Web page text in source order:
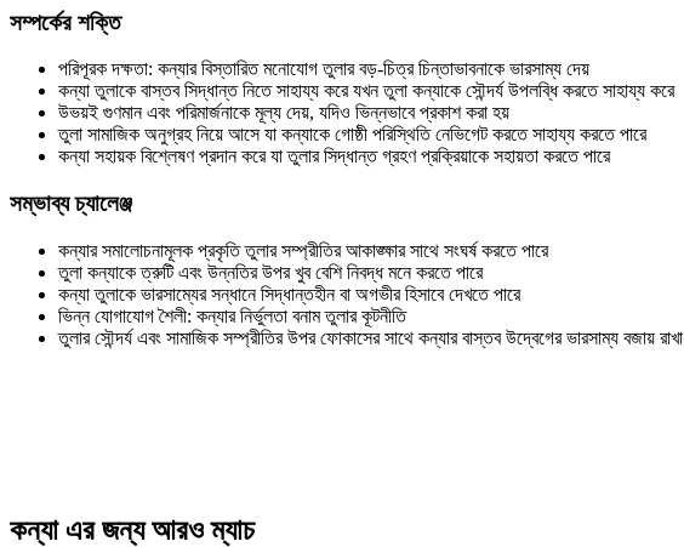
সম্পর্কের শক্তি
পরিপূরক দক্ষতা: কন্যার বিস্তারিত মনোযোগ তুলার বড়-চিত্র চিন্তাভাবনাকে ভারসাম্য দেয়
কন্যা তুলাকে বাস্তব সিদ্ধান্ত নিতে সাহায্য করে যখন তুলা কন্যাকে সৌন্দর্য উপলব্ধি করতে সাহায্য করে
উভয়ই গুণমান এবং পরিমার্জনাকে মূল্য দেয়, যদিও ভিন্নভাবে প্রকাশ করা হয়
তুলা সামাজিক অনুগ্রহ নিয়ে আসে যা কন্যাকে গোষ্ঠী পরিস্থিতি নেভিগেট করতে সাহায্য করতে পারে
কন্যা সহায়ক বিশ্লেষণ প্রদান করে যা তুলার সিদ্ধান্ত গ্রহণ প্রক্রিয়াকে সহায়তা করতে পারে
সম্ভাব্য চ্যালেঞ্জ
কন্যার সমালোচনামূলক প্রকৃতি তুলার সম্প্রীতির আকাঙ্ক্ষার সাথে সংঘর্ষ করতে পারে
তুলা কন্যাকে ত্রুটি এবং উন্নতির উপর খুব বেশি নিবদ্ধ মনে করতে পারে
কন্যা তুলাকে ভারসাম্যের সন্ধানে সিদ্ধান্তহীন বা অগভীর হিসাবে দেখতে পারে
ভিন্ন যোগাযোগ শৈলী: কন্যার নির্ভুলতা বনাম তুলার কূটনীতি
তুলার সৌন্দর্য এবং সামাজিক সম্প্রীতির উপর ফোকাসের সাথে কন্যার বাস্তব উদ্বেগের ভারসাম্য বজায় রাখা
কন্যা এর জন্য আরও ম্যাচ